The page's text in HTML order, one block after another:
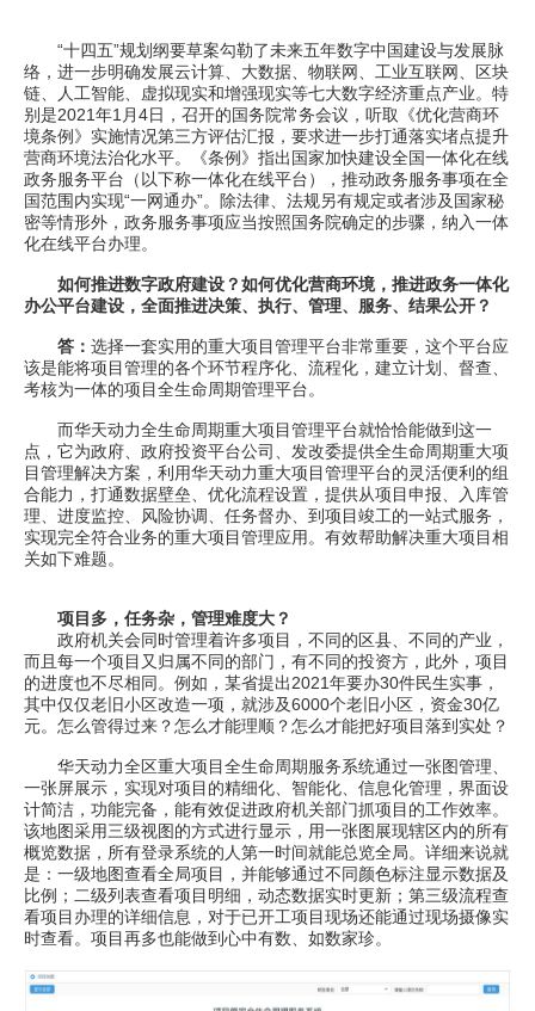
“十四五”规划纲要草案勾勒了未来五年数字中国建设与发展脉
络，进一步明确发展云计算、大数据、物联网、工业互联网、区块
链、人工智能、虚拟现实和增强现实等七大数字经济重点产业。特
别是2021年1月4日，召开的国务院常务会议，听取《优化营商环
境条例》实施情况第三方评估汇报，要求进一步打通落实堵点提升
营商环境法治化水平。《条例》指出国家加快建设全国一体化在线
政务服务平台（以下称一体化在线平台），推动政务服务事项在全
国范围内实现“一网通办”。除法律、法规另有规定或者涉及国家秘
密等情形外，政务服务事项应当按照国务院确定的步骤，纳入一体
化在线平台办理。
如何推进数字政府建设？如何优化营商环境，推进政务一体化
办公平台建设，全面推进决策、执行、管理、服务、结果公开？
答： 选择一套实用的重大项目管理平台非常重要，这个平台应
该是能将项目管理的各个环节程序化、流程化，建立计划、督查、
考核为一体的项目全生命周期管理平台。
而华天动力全生命周期重大项目管理平台就恰恰能做到这一
点，它为政府、政府投资平台公司、发改委提供全生命周期重大项
目管理解决方案，利用华天动力重大项目管理平台的灵活便利的组
合能力，打通数据壁垒、优化流程设置，提供从项目申报、入库管
理、进度监控、风险协调、任务督办、到项目竣工的一站式服务，
实现完全符合业务的重大项目管理应用。有效帮助解决重大项目相
关如下难题。
项目多，任务杂，管理难度大？
政府机关会同时管理着许多项目，不同的区县、不同的产业，
而且每一个项目又归属不同的部门，有不同的投资方，此外，项目
的进度也不尽相同。例如，某省提出2021年要办30件民生实事，
其中仅仅老旧小区改造一项，就涉及6000个老旧小区，资金30亿
元。怎么管得过来？怎么才能理顺？怎么才能把好项目落到实处？
华天动力全区重大项目全生命周期服务系统通过一张图管理、
一张屏展示，实现对项目的精细化、智能化、信息化管理，界面设
计简洁，功能完备，能有效促进政府机关部门抓项目的工作效率。
该地图采用三级视图的方式进行显示，用一张图展现辖区内的所有
概览数据，所有登录系统的人第一时间就能总览全局。详细来说就
是：一级地图查看全局项目，并能够通过不同颜色标注显示数据及
比例；二级列表查看项目明细，动态数据实时更新；第三级流程查
看项目办理的详细信息，对于已开工项目现场还能通过现场摄像实
时查看。项目再多也能做到心中有数、如数家珍。